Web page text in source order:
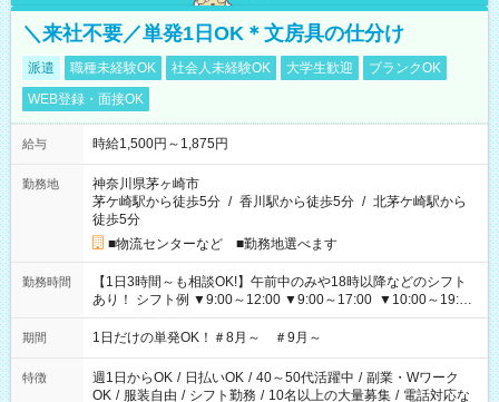
＼来社不要／単発1日OK＊文房具の仕分け
派遣 職種未経験OK 社会人未経験OK 大学生歓迎
ブランクOK
WEB登録・面接OK
給与 時給1,500円～1,875円
勤務地
神奈川県茅ヶ崎市
茅ケ崎駅から徒歩5分 / 香川駅から徒歩5分 / 北茅ケ崎駅から
徒歩5分
■物流センターなど ■勤務地選べます
勤務時間
【1日3時間～も相談OK!】午前中のみや18時以降などのシフト
あり！ シフト例 ▼9:00～12:00 ▼9:00～17:00 ▼10:00～19:00
▼18:00～21:00
期間 1日だけの単発OK！＃8月～ ＃9月～
特徴 週1日からOK / 日払いOK / 40～50代活躍中 / 副業・Wワーク
OK / 服装自由 / シフト勤務 / 10名以上の大量募集 / 電話対応な